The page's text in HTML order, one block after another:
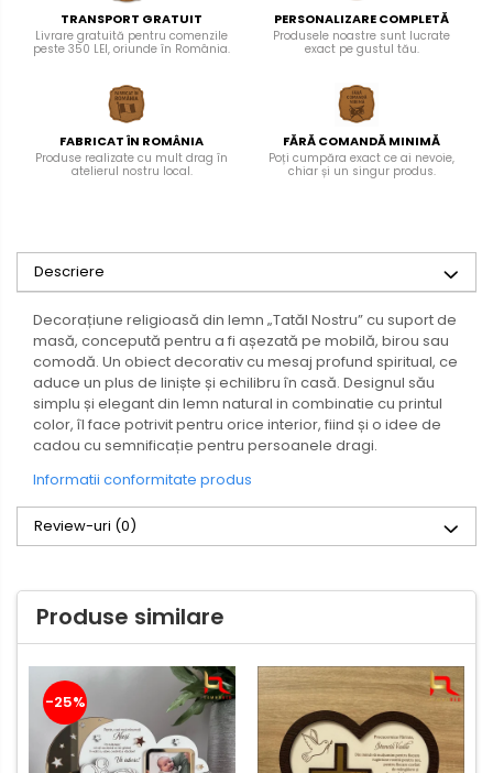
TRANSPORT GRATUIT
Livrare gratuită pentru comenzile
peste 350 LEI, oriunde în România.
PERSONALIZARE COMPLETĂ
Produsele noastre sunt lucrate
exact pe gustul tău.
FABRICAT ÎN ROMÂNIA
Produse realizate cu mult drag în
atelierul nostru local.
FĂRĂ COMANDĂ MINIMĂ
Poți cumpăra exact ce ai nevoie,
chiar și un singur produs.
Descriere
Decorațiune religioasă din lemn „Tatăl Nostru” cu suport de
masă, concepută pentru a fi așezată pe mobilă, birou sau
comodă. Un obiect decorativ cu mesaj profund spiritual, ce
aduce un plus de liniște și echilibru în casă. Designul său
simplu și elegant din lemn natural in combinatie cu printul
color, îl face potrivit pentru orice interior, fiind și o idee de
cadou cu semnificație pentru persoanele dragi.
Informatii conformitate produs
Review-uri (0)
Produse similare
-25%